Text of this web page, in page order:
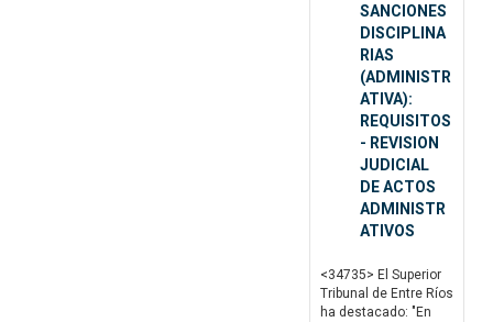
SANCIONES
DISCIPLINA
RIAS
(ADMINISTR
ATIVA):
REQUISITOS
- REVISION
JUDICIAL
DE ACTOS
ADMINISTR
ATIVOS
<34735> El Superior
Tribunal de Entre Ríos
ha destacado: "En